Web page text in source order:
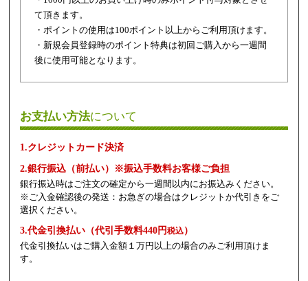
て頂きます。
・ポイントの使用は100ポイント以上からご利用頂けます。
・新規会員登録時のポイント特典は初回ご購入から一週間
後に使用可能となります。
お支払い方法について
1.クレジットカード決済
2.銀行振込（前払い）※振込手数料お客様ご負担
銀行振込時はご注文の確定から一週間以内にお振込みください。
※ご入金確認後の発送：お急ぎの場合はクレジットか代引きをご
選択ください。
3.代金引換払い（代引手数料440円税込）
代金引換払いはご購入金額１万円以上の場合のみご利用頂けま
す。